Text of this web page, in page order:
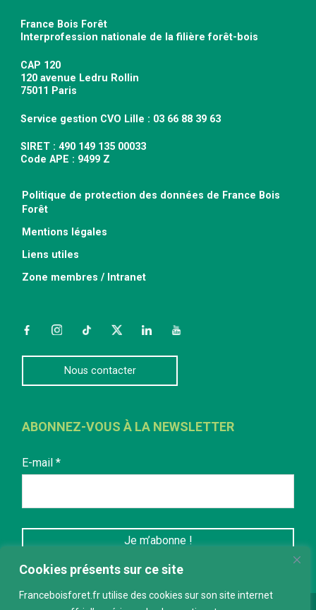
Cookies présents sur ce site
Franceboisforet.fr utilise des cookies sur son site internet
France Bois Forêt
Interprofession nationale de la filière forêt-bois
CAP 120
120 avenue Ledru Rollin
75011 Paris
Service gestion CVO Lille : 03 66 88 39 63
SIRET : 490 149 135 00033
Code APE : 9499 Z
Politique de protection des données de France Bois
Forêt
Mentions légales
Liens utiles
Zone membres / Intranet
FacebookInstagramTikTokTwitterLinkedInYouTube
Nous contacter
ABONNEZ-VOUS À LA NEWSLETTER
E-mail *